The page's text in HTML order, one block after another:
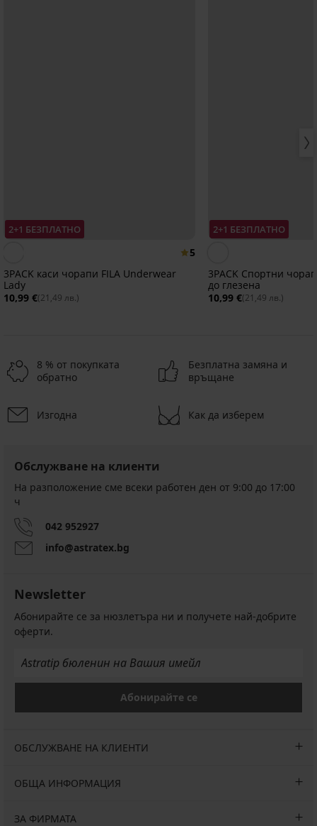
2+1 БЕЗПЛАТНО
5
3PACK каси чорапи FILA Underwear
Lady
10,99 €(21,49 лв.)
2+1 БЕЗПЛАТНО
3PACK Спортни
до глезена
10,99 €(21,49 лв.)
2+1 БЕЗПЛАТНО
3PACK
Спортни
чорапи
Bamboo
до
глезена
(21,49
промоция
2+1
2+1 БЕЗПЛАТНО
Бамбукови
до
глезена
8,19
€
лв.)
промоция
2+1
8 % от покупката
обратно
Безплатна замяна и
връщане
Изгодна Как да изберем
Обслужване на клиенти
На разположение сме всеки работен ден от 9:00 до 17:00
ч
042 952927
info@astratex.bg
Newsletter
Абонирайте се за нюзлетъра ни и получете най-добрите
оферти.
Абонирайте се
ОБСЛУЖВАНЕ НА КЛИЕНТИ
ОБЩА ИНФОРМАЦИЯ
ЗА ФИРМАТА